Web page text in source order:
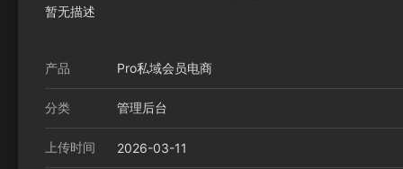
暂无描述
产品 Pro私域会员电商
分类 管理后台
上传时间 2026-03-11